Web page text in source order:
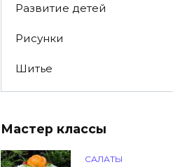
Развитие детей
Рисунки
Шитье
Мастер классы
САЛАТЫ